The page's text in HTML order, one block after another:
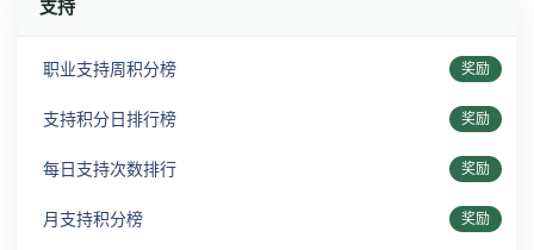
支持
职业支持周积分榜 奖励
支持积分日排行榜 奖励
每日支持次数排行 奖励
月支持积分榜 奖励